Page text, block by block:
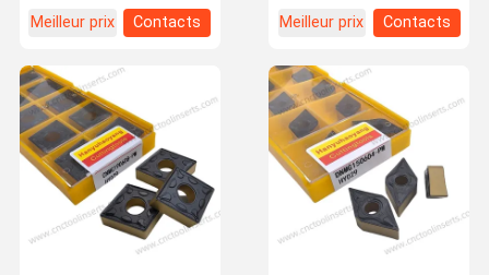
Meilleur prix Contacts
Meilleur prix
Contacts